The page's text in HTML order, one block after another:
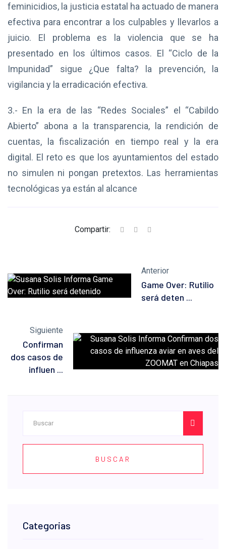
feminicidios, la justicia estatal ha actuado de manera
efectiva para encontrar a los culpables y llevarlos a
juicio. El problema es la violencia que se ha
presentado en los últimos casos. El “Ciclo de la
Impunidad” sigue ¿Que falta? la prevención, la
vigilancia y la erradicación efectiva.
3.- En la era de las “Redes Sociales” el “Cabildo
Abierto” abona a la transparencia, la rendición de
cuentas, la fiscalización en tiempo real y la era
digital. El reto es que los ayuntamientos del estado
no simulen ni pongan pretextos. Las herramientas
tecnológicas ya están al alcance
Compartir:
Anterior
Game Over: Rutilio
será deten ...
Siguiente
Confirman
dos casos de
influen ...
BUSCAR
Categorias